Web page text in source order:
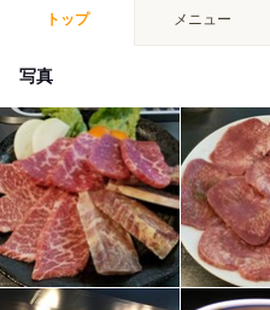
トップ メニュー
写真